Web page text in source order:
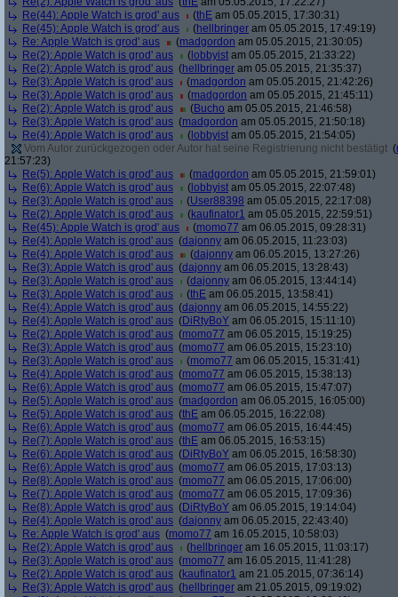
Re(44): Apple Watch is grod' aus
(thE am 05.05.2015, 17:30:31)
Re(45): Apple Watch is grod' aus
(hellbringer am 05.05.2015, 17:49:19)
Re: Apple Watch is grod' aus
(madgordon am 05.05.2015, 21:30:05)
Re(2): Apple Watch is grod' aus
( lobbyist am 05.05.2015, 21:33:22)
Re(2): Apple Watch is grod' aus (hellbringer am 05.05.2015, 21:35:37)
Re(3): Apple Watch is grod' aus
(madgordon am 05.05.2015, 21:42:26)
Re(3): Apple Watch is grod' aus
(madgordon am 05.05.2015, 21:45:11)
Re(2): Apple Watch is grod' aus
(Bucho am 05.05.2015, 21:46:58)
Re(3): Apple Watch is grod' aus (madgordon am 05.05.2015, 21:50:18)
Re(4): Apple Watch is grod' aus
( lobbyist am 05.05.2015, 21:54:05)
Vom Autor zurückgezogen oder Autor hat seine Registrierung nicht bestätigt (
21:57:23)
Re(5): Apple Watch is grod' aus
(madgordon am 05.05.2015, 21:59:01)
Re(6): Apple Watch is grod' aus
( lobbyist am 05.05.2015, 22:07:48)
Re(3): Apple Watch is grod' aus
(User88398 am 05.05.2015, 22:17:08)
Re(2): Apple Watch is grod' aus
(kaufinator1 am 05.05.2015, 22:59:51)
Re(45): Apple Watch is grod' aus
(momo77 am 06.05.2015, 09:28:31)
Re(4): Apple Watch is grod' aus (dajonny am 06.05.2015, 11:23:03)
Re(4): Apple Watch is grod' aus
(dajonny am 06.05.2015, 13:27:26)
Re(3): Apple Watch is grod' aus (dajonny am 06.05.2015, 13:28:43)
Re(3): Apple Watch is grod' aus
(dajonny am 06.05.2015, 13:44:14)
Re(3): Apple Watch is grod' aus
(thE am 06.05.2015, 13:58:41)
Re(4): Apple Watch is grod' aus (dajonny am 06.05.2015, 14:55:22)
Re(4): Apple Watch is grod' aus (DiRtyBoY am 06.05.2015, 15:11:10)
Re(2): Apple Watch is grod' aus (momo77 am 06.05.2015, 15:19:25)
Re(3): Apple Watch is grod' aus (momo77 am 06.05.2015, 15:23:10)
Re(3): Apple Watch is grod' aus
(momo77 am 06.05.2015, 15:31:41)
Re(4): Apple Watch is grod' aus (momo77 am 06.05.2015, 15:38:13)
Re(6): Apple Watch is grod' aus (momo77 am 06.05.2015, 15:47:07)
Re(5): Apple Watch is grod' aus (madgordon am 06.05.2015, 16:05:00)
Re(5): Apple Watch is grod' aus (thE am 06.05.2015, 16:22:08)
Re(6): Apple Watch is grod' aus (momo77 am 06.05.2015, 16:44:45)
Re(7): Apple Watch is grod' aus (thE am 06.05.2015, 16:53:15)
Re(6): Apple Watch is grod' aus (DiRtyBoY am 06.05.2015, 16:58:30)
Re(6): Apple Watch is grod' aus (momo77 am 06.05.2015, 17:03:13)
Re(8): Apple Watch is grod' aus (momo77 am 06.05.2015, 17:06:00)
Re(7): Apple Watch is grod' aus (momo77 am 06.05.2015, 17:09:36)
Re(8): Apple Watch is grod' aus (DiRtyBoY am 06.05.2015, 19:14:04)
Re(4): Apple Watch is grod' aus (dajonny am 06.05.2015, 22:43:40)
Re: Apple Watch is grod' aus (momo77 am 16.05.2015, 10:58:03)
Re(2): Apple Watch is grod' aus
(hellbringer am 16.05.2015, 11:03:17)
Re(3): Apple Watch is grod' aus (momo77 am 16.05.2015, 11:41:28)
Re(2): Apple Watch is grod' aus (kaufinator1 am 21.05.2015, 07:36:14)
Re(3): Apple Watch is grod' aus (hellbringer am 21.05.2015, 09:19:02)